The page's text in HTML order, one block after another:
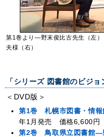
第1巻より―野末俊比古先生（左
夫様（右）
「シリーズ 図書館のビジ
＜DVD版＞
第1巻 札幌市図書・情
年1月発売 価格6,600円
第2巻 鳥取県立図書館―